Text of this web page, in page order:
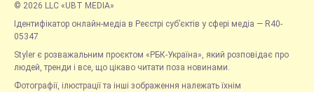
© 2026 LLC «UBT MEDIA»
Ідентифікатор онлайн-медіа в Реєстрі суб’єктів у сфері медіа — R40-
05347
Styler є розважальним проєктом «РБК-Україна», який розповідає про
людей, тренди і все, що цікаво читати поза новинами.
Фотографії, ілюстрації та інші зображення належать їхнім